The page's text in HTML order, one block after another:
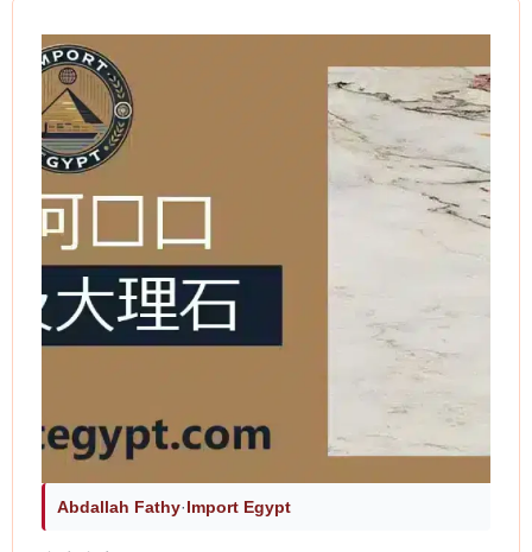
Abdallah Fathy·Import Egypt